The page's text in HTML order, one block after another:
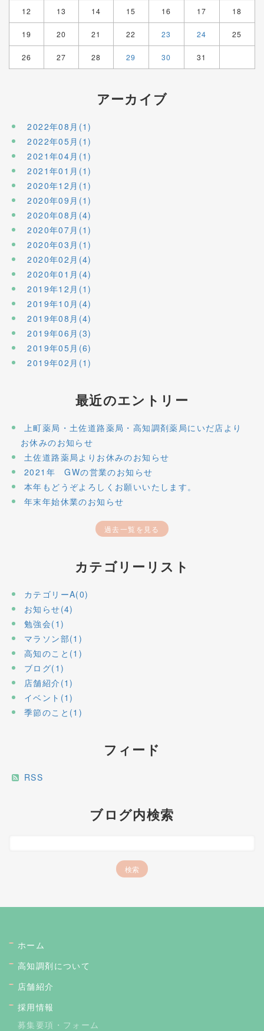
12 13 14 15 16 17 18
19 20 21 22 23 24 25
26 27 28 29 30 31
アーカイブ
2022年08月(1)
2022年05月(1)
2021年04月(1)
2021年01月(1)
2020年12月(1)
2020年09月(1)
2020年08月(4)
2020年07月(1)
2020年03月(1)
2020年02月(4)
2020年01月(4)
2019年12月(1)
2019年10月(4)
2019年08月(4)
2019年06月(3)
2019年05月(6)
2019年02月(1)
最近のエントリー
上町薬局・土佐道路薬局・高知調剤薬局にいだ店より
お休みのお知らせ
土佐道路薬局よりお休みのお知らせ
2021年 GWの営業のお知らせ
本年もどうぞよろしくお願いいたします。
年末年始休業のお知らせ
過去一覧を見る
カテゴリーリスト
カテゴリーA(0)
お知らせ(4)
勉強会(1)
マラソン部(1)
高知のこと(1)
ブログ(1)
店舗紹介(1)
イベント(1)
季節のこと(1)
フィード
RSS
ブログ内検索
ホーム
高知調剤について
店舗紹介
採用情報
募集要項・フォーム